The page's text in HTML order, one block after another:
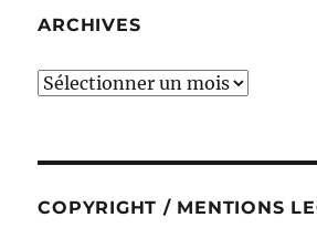
ARCHIVES
ARCHIVES
COPYRIGHT / MENTIONS